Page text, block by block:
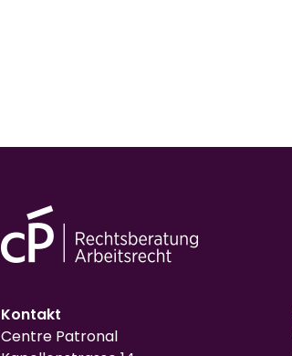
Kontakt
Centre Patronal